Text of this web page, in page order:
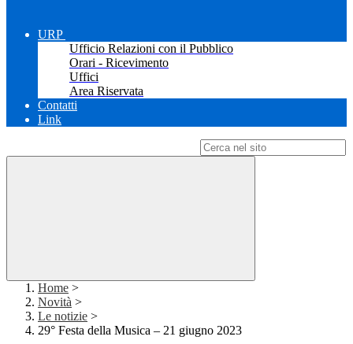
URP
Ufficio Relazioni con il Pubblico
Orari - Ricevimento
Uffici
Area Riservata
Contatti
Link
Home >
Novità >
Le notizie >
29° Festa della Musica – 21 giugno 2023